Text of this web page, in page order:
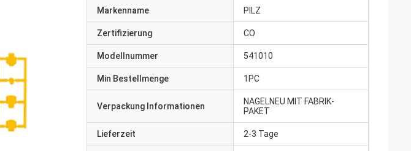
Markenname PILZ
Zertifizierung CO
Modellnummer 541010
Min Bestellmenge 1PC
Verpackung Informationen
NAGELNEU MIT FABRIK-
PAKET
Lieferzeit 2-3 Tage